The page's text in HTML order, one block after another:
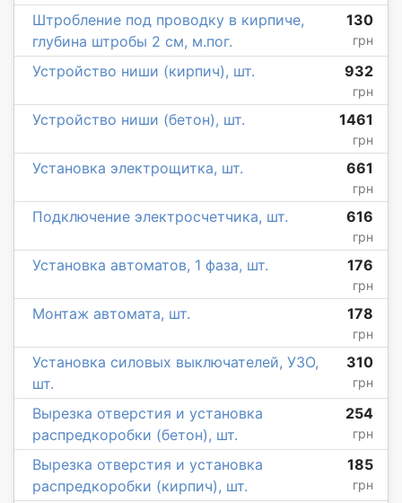
Штробление под проводку в кирпиче,
глубина штробы 2 см, м.пог.
130
грн
Устройство ниши (кирпич), шт. 932
грн
Устройство ниши (бетон), шт. 1461
грн
Установка электрощитка, шт. 661
грн
Подключение электросчетчика, шт. 616
грн
Установка автоматов, 1 фаза, шт. 176
грн
Монтаж автомата, шт. 178
грн
Установка силовых выключателей, УЗО,
шт.
310
грн
Вырезка отверстия и установка
распредкоробки (бетон), шт.
254
грн
Вырезка отверстия и установка
распредкоробки (кирпич), шт.
185
грн